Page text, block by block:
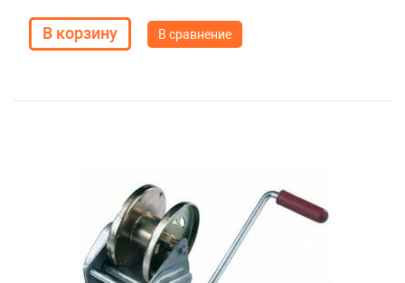
В сравнение